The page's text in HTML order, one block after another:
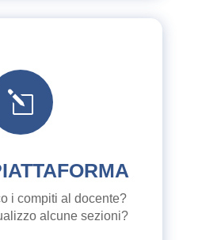
l
i compiti al docente?
alcune sezioni?